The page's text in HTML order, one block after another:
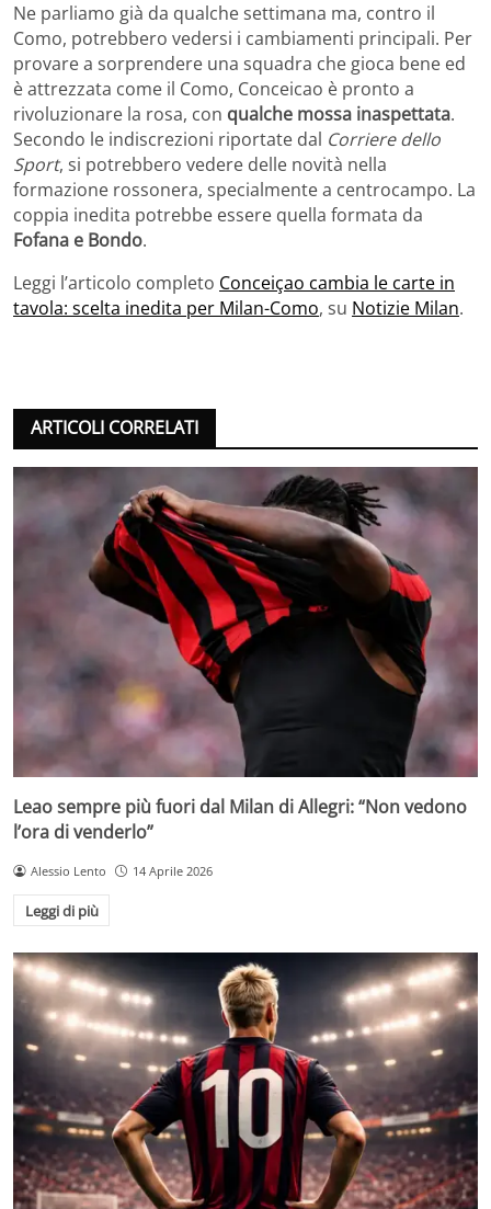
Ne parliamo già da qualche settimana ma, contro il
Como, potrebbero vedersi i cambiamenti principali. Per
provare a sorprendere una squadra che gioca bene ed
è attrezzata come il Como, Conceicao è pronto a
rivoluzionare la rosa, con qualche mossa inaspettata.
Secondo le indiscrezioni riportate dal Corriere dello
Sport, si potrebbero vedere delle novità nella
formazione rossonera, specialmente a centrocampo. La
coppia inedita potrebbe essere quella formata da
Fofana e Bondo.
Leggi l’articolo completo Conceiçao cambia le carte in
tavola: scelta inedita per Milan-Como, su Notizie Milan.
ARTICOLI CORRELATI
Leao sempre più fuori dal Milan di Allegri: “Non vedono
l’ora di venderlo”
Alessio Lento 14 Aprile 2026
Leggi di più